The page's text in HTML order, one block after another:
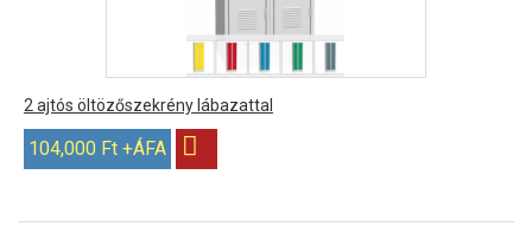
2 ajtós öltözőszekrény lábazattal
104,000 Ft +ÁFA